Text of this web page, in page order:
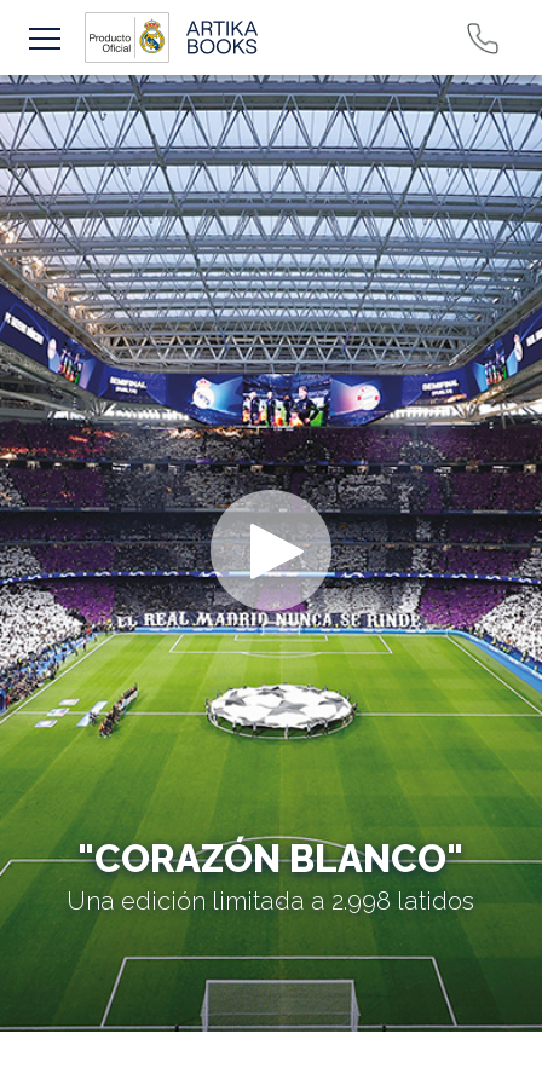
"CORAZÓN BLANCO"
Una edición limitada a 2.998 latidos